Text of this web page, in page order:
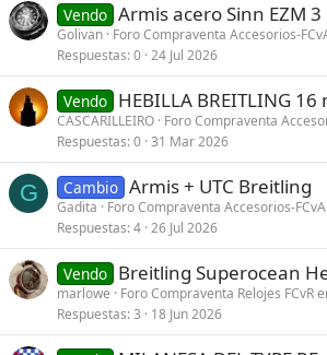
Vendo Armis acero Sinn EZM 3
Golivan Foro Compraventa Accesorios-
Respuestas 0 24 Jul 2026
Vendo HEBILLA BREITLING 16
CASCARILLEIRO Foro Compraventa
Respuestas 0 31 Mar 2026
G Cambio Armis + UTC Breitling
Gadita
Foro Compraventa Accesorios-FCvA
Respuestas 4 26 Jul 2026
Vendo Breitling Superocean
marlowe
Foro Compraventa Relojes FCvR
Respuestas 3 18 Jun 2026